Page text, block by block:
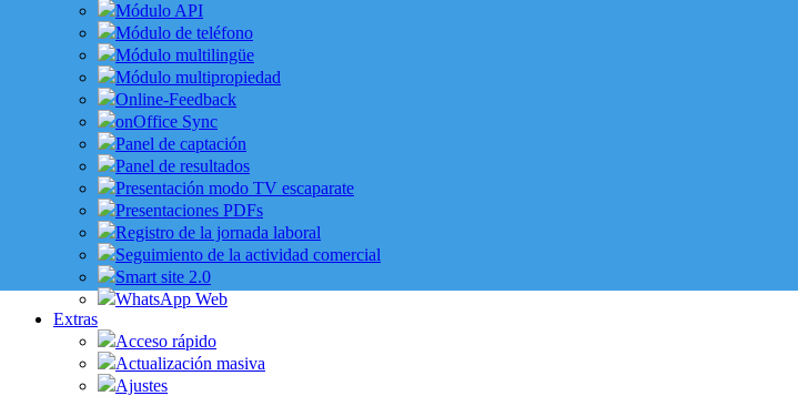
Módulo API
Módulo de teléfono
Módulo multilingüe
Módulo multipropiedad
Online-Feedback
onOffice Sync
Panel de captación
Panel de resultados
Presentación modo TV escaparate
Presentaciones PDFs
Registro de la jornada laboral
Seguimiento de la actividad comercial
Smart site 2.0
WhatsApp Web
Extras
Acceso rápido
Actualización masiva
Ajustes